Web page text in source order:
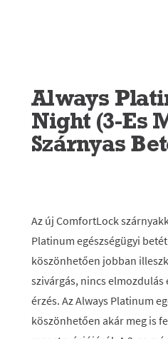
Always
Night (3-Es
Szárnyas
Az új ComfortLock
Platinum egészségügyi
köszönhetően jobban
szivárgás, nincs
érzés. Az Always Platinum
köszönhetően akár meg is